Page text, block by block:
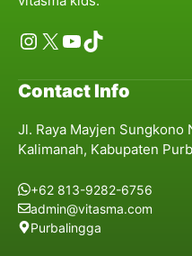
Instagram
X YouTube
TikTok
Contact Info
Jl. Raya Mayjen Sungkono
Kalimanah, Kabupaten
+62 813-9282-6756
admin@vitasma.com
Purbalingga